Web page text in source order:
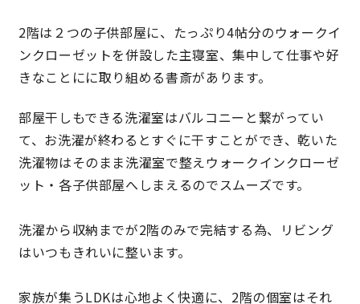
納得リフォームスタジオ nattoku リノベ
分譲住宅･不動産 スタッフブログ
施工事例 お客さまの声
お知らせ 土地情報
近日分譲予定情報 会社情報
2階は２つの子供部屋に、たっぷり4帖分のウォークイ
ンクローゼットを併設した主寝室、集中して仕事や好
きなことにに取り組める書斎があります。
部屋干しもできる洗濯室はバルコニーと繋がってい
て、お洗濯が終わるとすぐに干すことができ、乾いた
洗濯物はそのまま洗濯室で整えウォークインクローゼ
ット・各子供部屋へしまえるのでスムーズです。
洗濯から収納までが2階のみで完結する為、リビング
はいつもきれいに整います。
家族が集うLDKは心地よく快適に、2階の個室はそれ